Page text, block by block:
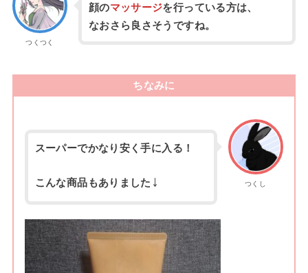
つくつく
顔のマッサージを行っている方は、
なおさら良さそうですね。
ちなみに
つくし
スーパーでかなり安く手に入る！
こんな商品もありました ↓